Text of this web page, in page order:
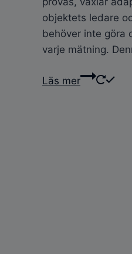
objektets ledare
behöver inte göra
varje mätning.
Läs mer